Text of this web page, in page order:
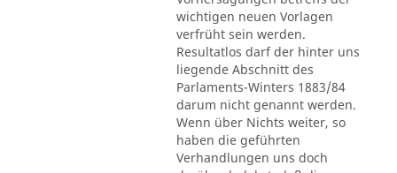
wichtigen neuen Vorlagen
verfrüht sein werden.
Resultatlos darf der hinter uns
liegende Abschnitt des
Parlaments-Winters 1883/84
darum nicht genannt werden.
Wenn über Nichts weiter, so
haben die geführten
Verhandlungen uns doch